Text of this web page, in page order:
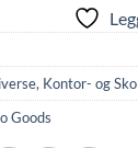
, Kontor- og
Goods